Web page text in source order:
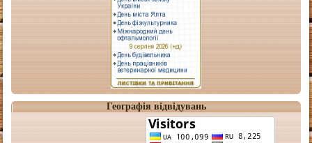
Географія відвідувань